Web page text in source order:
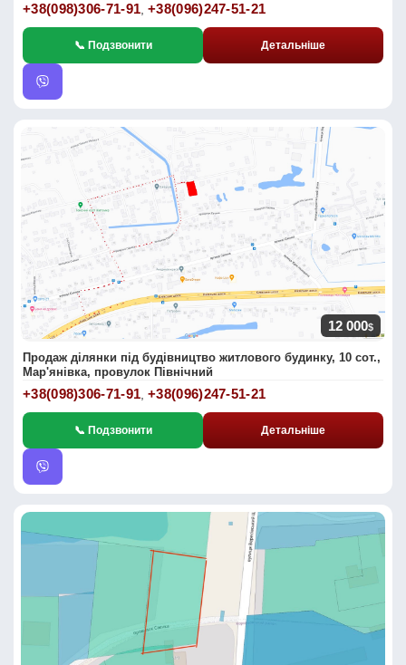
+38(098)306-71-91,+38(096)247-51-21
📞 Подзвонити Детальніше
12 000$
Продаж ділянки під будівництво житлового будинку, 10 сот.,
Мар'янівка, провулок Північний
+38(098)306-71-91 ,+38(096)247-51-21
📞 Подзвонити Детальніше